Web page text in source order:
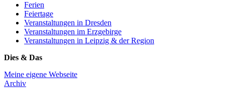
Ferien
Feiertage
Veranstaltungen in Dresden
Veranstaltungen im Erzgebirge
Veranstaltungen in Leipzig & der Region
Dies & Das
Meine eigene Webseite
Archiv